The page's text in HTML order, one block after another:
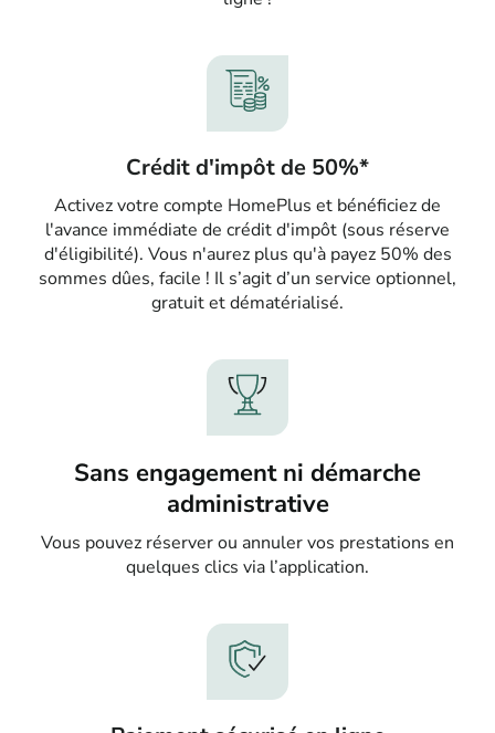
Crédit d'impôt de 50%*
Activez votre compte HomePlus et bénéficiez de
l'avance immédiate de crédit d'impôt (sous réserve
d'éligibilité). Vous n'aurez plus qu'à payez 50% des
sommes dûes, facile ! Il s’agit d’un service optionnel,
gratuit et dématérialisé.
Sans engagement ni démarche
administrative
Vous pouvez réserver ou annuler vos prestations en
quelques clics via l’application.